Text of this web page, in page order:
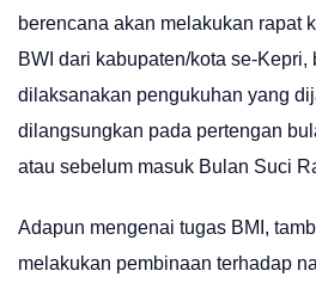
berencana akan melakukan rapat
BWI dari kabupaten/kota se-Kepri,
dilaksanakan pengukuhan yang
dilangsungkan pada pertengan
atau sebelum masuk Bulan Suci
Adapun mengenai tugas BMI,
melakukan pembinaan terhadap